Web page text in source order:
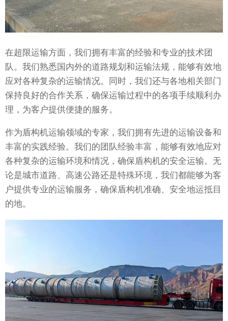
在超限运输方面，我们拥有丰富的经验和专业的技术团
队。我们熟悉国内外的道路规划和运输法规，能够有效地
应对各种复杂的运输情况。同时，我们还与各地相关部门
保持良好的合作关系，确保运输过程中的各项手续顺利办
理，为客户提供便捷的服务。
作为盾构机运输领域的专家，我们拥有先进的运输设备和
丰富的实践经验。我们的团队经验丰富，能够有效地应对
各种复杂的运输环境和情况，确保盾构机的安全运输。无
论是城市道路、高速公路还是特殊环境，我们都能够为客
户提供专业的运输服务，确保盾构机准确、安全地运抵目
的地。